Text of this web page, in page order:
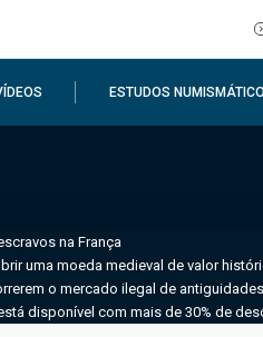
ESTUDOS
na França
uma moeda medieval de valor
o mercado ilegal de antiguidades
disponível com mais de 30% de